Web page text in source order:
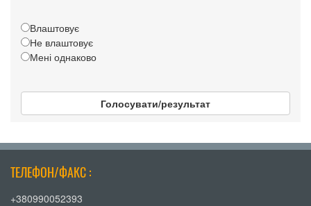
Влаштовує
Не влаштовує
Мені однаково
Голосувати/результат
ТЕЛЕФОН/ФАКС :
+380990052393